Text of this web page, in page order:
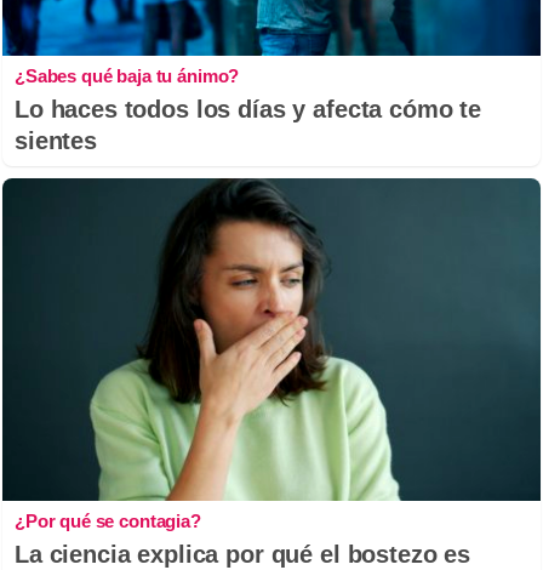
¿Sabes qué baja tu ánimo?
Lo haces todos los días y afecta cómo te
sientes
¿Por qué se contagia?
La ciencia explica por qué el bostezo es